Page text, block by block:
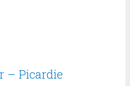
– Picardie